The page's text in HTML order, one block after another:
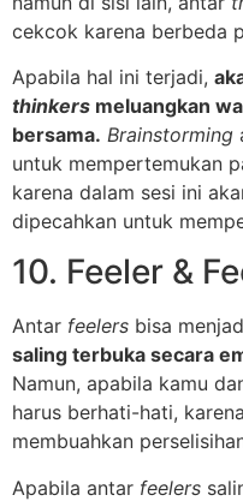
cekcok karena berbeda
Apabila hal ini terjadi,
thinkers meluangkan
bersama. Brainstorming
untuk mempertemukan
karena dalam sesi ini
dipecahkan untuk
10. Feeler &
Antar feelers bisa
saling terbuka secara
Namun, apabila kamu
harus berhati-hati,
membuahkan
Apabila antar feelers